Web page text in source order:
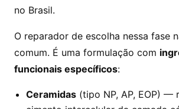
no Brasil.
O reparador de escolha nessa fase
comum. É uma formulação com
funcionais específicos:
Ceramidas (tipo NP, AP, EOP) —